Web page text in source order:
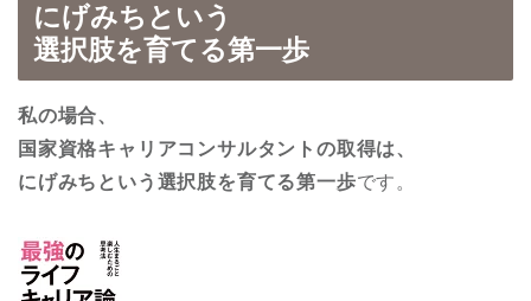
にげみちという
選択肢を育てる第一歩
私の場合、
国家資格キャリアコンサルタントの取得は、
にげみちという選択肢を育てる第一歩です。